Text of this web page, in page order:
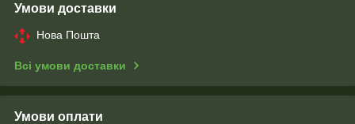
Умови доставки
Нова Пошта
Всі умови доставки
Умови оплати